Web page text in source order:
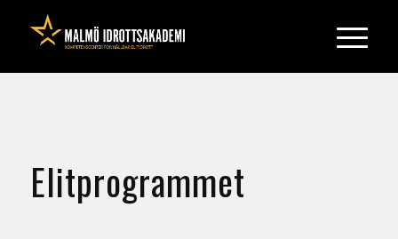
Elitprogrammet